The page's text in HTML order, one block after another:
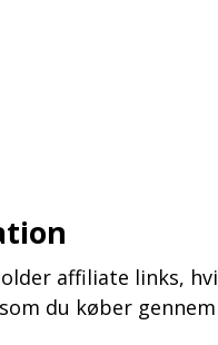
affiliate links,
du køber